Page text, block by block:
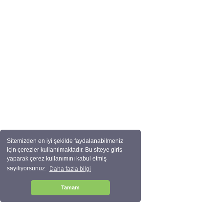
Sitemizden en iyi şekilde faydalanabilmeniz
için çerezler kullanılmaktadır. Bu siteye giriş
yaparak çerez kullanımını kabul etmiş
sayılıyorsunuz. Daha fazla bilgi
Tamam